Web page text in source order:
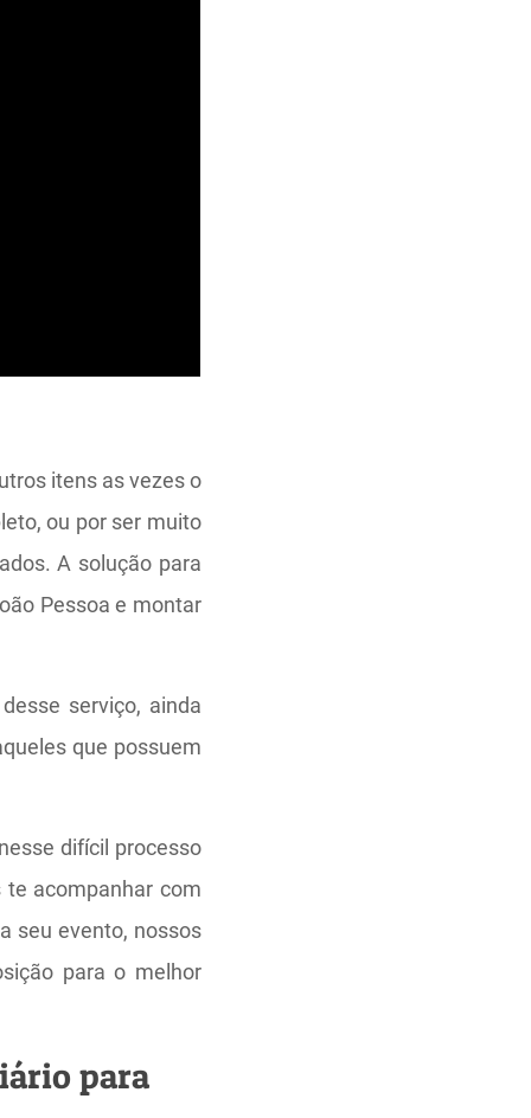
itens as vezes o
ou por ser muito
A solução para
Pessoa e montar
serviço, ainda
que possuem
difícil processo
acompanhar com
seu evento, nossos
para o melhor
para